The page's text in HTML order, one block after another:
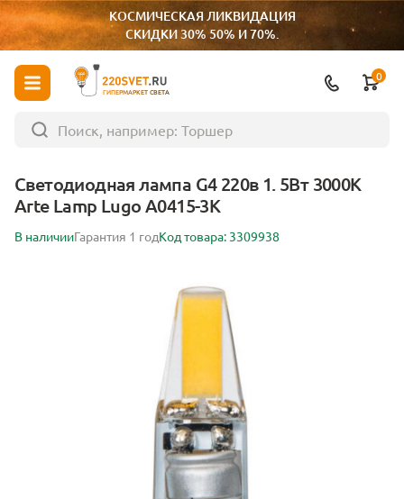
КОСМИЧЕСКАЯ ЛИКВИДАЦИЯ
СКИДКИ 30% 50% И 70%.
ГИПЕРМАРКЕТ СВЕТА
0
Светодиодная лампа G4 220в 1. 5Вт 3000K
Arte Lamp Lugo A0415-3K
В наличииГарантия 1 годКод товара: 3309938